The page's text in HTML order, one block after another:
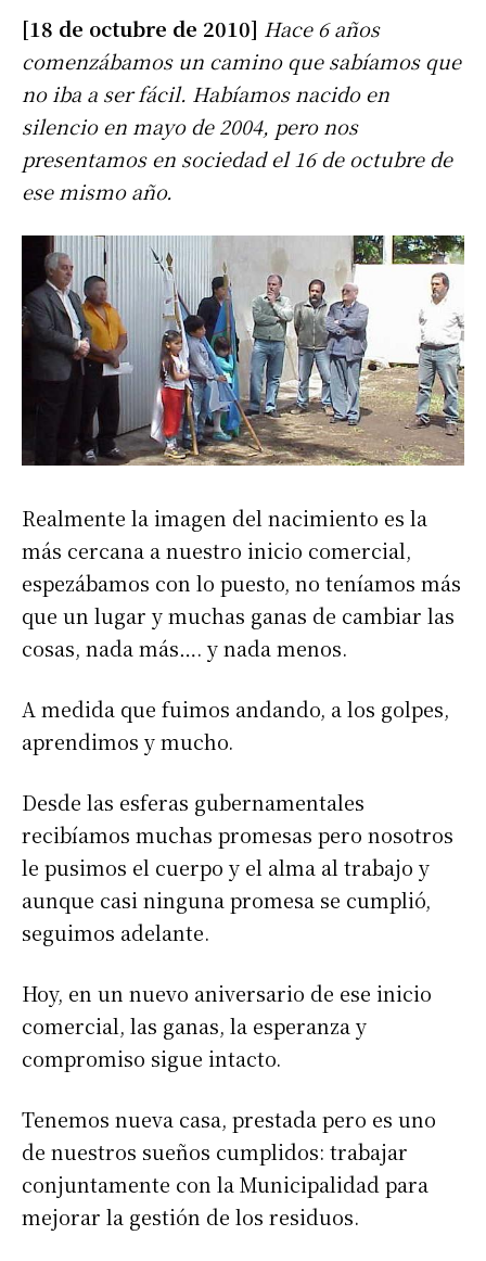
[18 de octubre de 2010] Hace 6 años
comenzábamos un camino que sabíamos que
no iba a ser fácil. Habíamos nacido en
silencio en mayo de 2004, pero nos
presentamos en sociedad el 16 de octubre de
ese mismo año.
Realmente la imagen del nacimiento es la
más cercana a nuestro inicio comercial,
espezábamos con lo puesto, no teníamos más
que un lugar y muchas ganas de cambiar las
cosas, nada más…. y nada menos.
A medida que fuimos andando, a los golpes,
aprendimos y mucho.
Desde las esferas gubernamentales
recibíamos muchas promesas pero nosotros
le pusimos el cuerpo y el alma al trabajo y
aunque casi ninguna promesa se cumplió,
seguimos adelante.
Hoy, en un nuevo aniversario de ese inicio
comercial, las ganas, la esperanza y
compromiso sigue intacto.
Tenemos nueva casa, prestada pero es uno
de nuestros sueños cumplidos: trabajar
conjuntamente con la Municipalidad para
mejorar la gestión de los residuos.